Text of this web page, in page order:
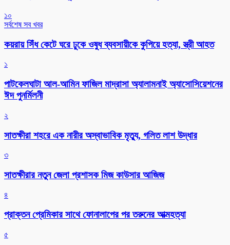
১০
সর্বশেষ সব খবর
কয়রায় সিঁধ কেটে ঘরে ঢুকে ওষুধ ব্যবসায়ীকে কুপিয়ে হত্যা, স্ত্রী আহত
১
পাটকেলঘাটা আল-আমিন ফাজিল মাদ্রাসা অ্যালামনাই অ্যাসোসিয়েশনের
ঈদ পুনর্মিলনী
২
সাতক্ষীরা শহরে এক নারীর অস্বাভাবিক মৃত্যু, গলিত লাশ উদ্ধার
৩
সাতক্ষীরার নতুন জেলা প্রশাসক মিজ কাউসার আজিজ
৪
প্রাক্তন প্রেমিকার সাথে ফোনালাপের পর তরুনের আত্মহত্যা
৫